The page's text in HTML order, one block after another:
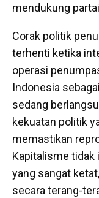
mendukung
Corak politik
terhenti ketika
operasi
Indonesia
sedang
kekuatan politik
memastikan
Kapitalisme tidak
yang sangat
secara terang-